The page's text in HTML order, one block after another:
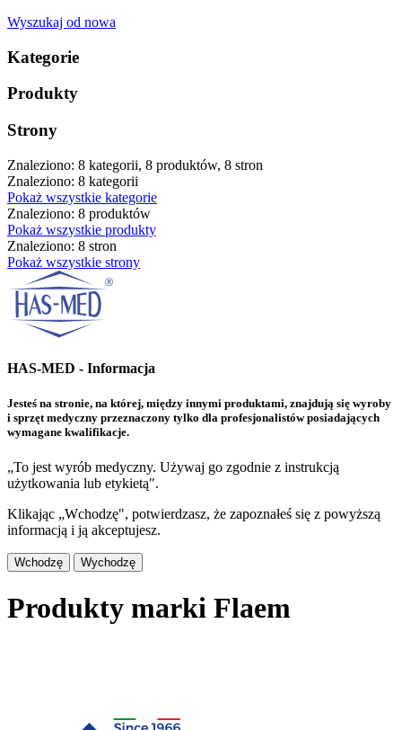
Wyszukaj od nowa
Kategorie
Produkty
Strony
Znaleziono: 8 kategorii, 8 produktów, 8 stron
Znaleziono: 8 kategorii
Pokaż wszystkie kategorie
Znaleziono: 8 produktów
Pokaż wszystkie produkty
Znaleziono: 8 stron
Pokaż wszystkie strony
HAS-MED - Informacja
Jesteś na stronie, na której, między innymi produktami, znajdują się wyroby
i sprzęt medyczny przeznaczony tylko dla profesjonalistów posiadających
wymagane kwalifikacje.
„To jest wyrób medyczny. Używaj go zgodnie z instrukcją
użytkowania lub etykietą".
Klikając „Wchodzę", potwierdzasz, że zapoznałeś się z powyższą
informacją i ją akceptujesz.
Wchodzę Wychodzę
Produkty marki Flaem